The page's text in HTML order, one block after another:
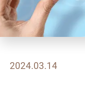
2024.03.14